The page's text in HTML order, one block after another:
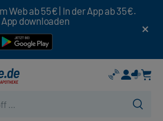
Web ab 55€ | In der App ab 35€.
downloaden